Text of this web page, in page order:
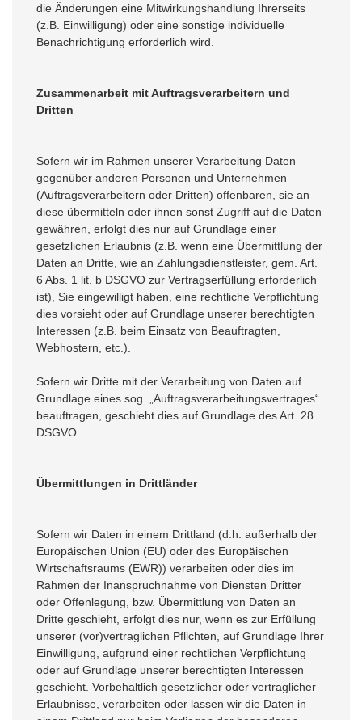
die Änderungen eine Mitwirkungshandlung Ihrerseits
(z.B. Einwilligung) oder eine sonstige individuelle
Benachrichtigung erforderlich wird.
Zusammenarbeit mit Auftragsverarbeitern und
Dritten
Sofern wir im Rahmen unserer Verarbeitung Daten
gegenüber anderen Personen und Unternehmen
(Auftragsverarbeitern oder Dritten) offenbaren, sie an
diese übermitteln oder ihnen sonst Zugriff auf die Daten
gewähren, erfolgt dies nur auf Grundlage einer
gesetzlichen Erlaubnis (z.B. wenn eine Übermittlung der
Daten an Dritte, wie an Zahlungsdienstleister, gem. Art.
6 Abs. 1 lit. b DSGVO zur Vertragserfüllung erforderlich
ist), Sie eingewilligt haben, eine rechtliche Verpflichtung
dies vorsieht oder auf Grundlage unserer berechtigten
Interessen (z.B. beim Einsatz von Beauftragten,
Webhostern, etc.).
Sofern wir Dritte mit der Verarbeitung von Daten auf
Grundlage eines sog. „Auftragsverarbeitungsvertrages“
beauftragen, geschieht dies auf Grundlage des Art. 28
DSGVO.
Übermittlungen in Drittländer
Sofern wir Daten in einem Drittland (d.h. außerhalb der
Europäischen Union (EU) oder des Europäischen
Wirtschaftsraums (EWR)) verarbeiten oder dies im
Rahmen der Inanspruchnahme von Diensten Dritter
oder Offenlegung, bzw. Übermittlung von Daten an
Dritte geschieht, erfolgt dies nur, wenn es zur Erfüllung
unserer (vor)vertraglichen Pflichten, auf Grundlage Ihrer
Einwilligung, aufgrund einer rechtlichen Verpflichtung
oder auf Grundlage unserer berechtigten Interessen
geschieht. Vorbehaltlich gesetzlicher oder vertraglicher
Erlaubnisse, verarbeiten oder lassen wir die Daten in